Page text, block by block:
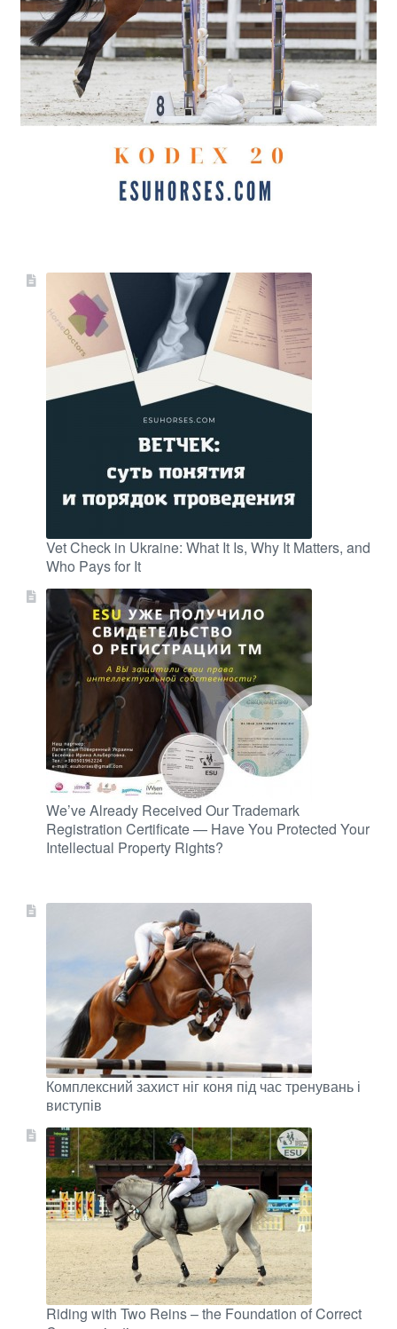
Vet Check in Ukraine: What It Is, Why It Matters, and
Who Pays for It
We’ve Already Received Our Trademark
Registration Certificate — Have You Protected Your
Intellectual Property Rights?
Комплексний захист ніг коня під час тренувань і
виступів
Riding with Two Reins – the Foundation of Correct